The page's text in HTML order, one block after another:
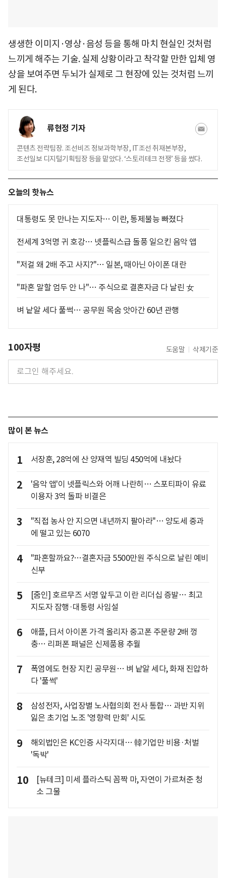
생생한 이미지·영상·음성 등을 통해 마치 현실인 것처럼
느끼게 해주는 기술. 실제 상황이라고 착각할 만한 입체 영
상을 보여주면 두뇌가 실제로 그 현장에 있는 것처럼 느끼
게 된다.
류현정 기자
콘텐츠 전략팀장. 조선비즈 정보과학부장, IT조선 취재본부장,
조선일보 디지털기획팀장 등을 맡았다. ‘스토리테크 전쟁’ 등을 썼다.
오늘의 핫뉴스
대통령도 못 만나는 지도자… 이란, 통제불능 빠졌다
전세계 3억명 귀 호강… 넷플릭스급 돌풍 일으킨 음악 앱
"저걸 왜 2배 주고 사지?"… 일본, 때아닌 아이폰 대란
"파혼 말할 엄두 안 나"… 주식으로 결혼자금 다 날린 女
벼 낱알 세다 풀썩… 공무원 목숨 앗아간 60년 관행
100자평 도움말 삭제기준
많이 본 뉴스
1 서장훈, 28억에 산 양재역 빌딩 450억에 내놨다
2
'음악 앱'이 넷플릭스와 어깨 나란히… 스포티파이 유료
이용자 3억 돌파 비결은
3
"직접 농사 안 지으면 내년까지 팔아라"… 양도세 중과
에 떨고 있는 6070
4
"파혼할까요?…결혼자금 5500만원 주식으로 날린 예비
신부
5
[줌인] 호르무즈 서명 앞두고 이란 리더십 증발… 최고
지도자 잠행·대통령 사임설
6
애플, 日서 아이폰 가격 올리자 중고폰 주문량 2배 껑
충… 리퍼폰 패널은 신제품용 추월
7
폭염에도 현장 지킨 공무원… 벼 낱알 세다, 화재 진압하
다 '풀썩'
8
삼성전자, 사업장별 노사협의회 전사 통합… 과반 지위
잃은 초기업 노조 '영향력 만회' 시도
9
해외법인은 KC인증 사각지대… 韓기업만 비용·처벌
'독박'
10
[뉴테크] 미세 플라스틱 꼼짝 마, 자연이 가르쳐준 청
소 그물